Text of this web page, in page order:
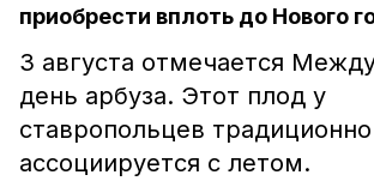
приобрести вплоть до Нового
3 августа отмечается
день арбуза. Этот плод у
ставропольцев традиционно
ассоциируется с летом.